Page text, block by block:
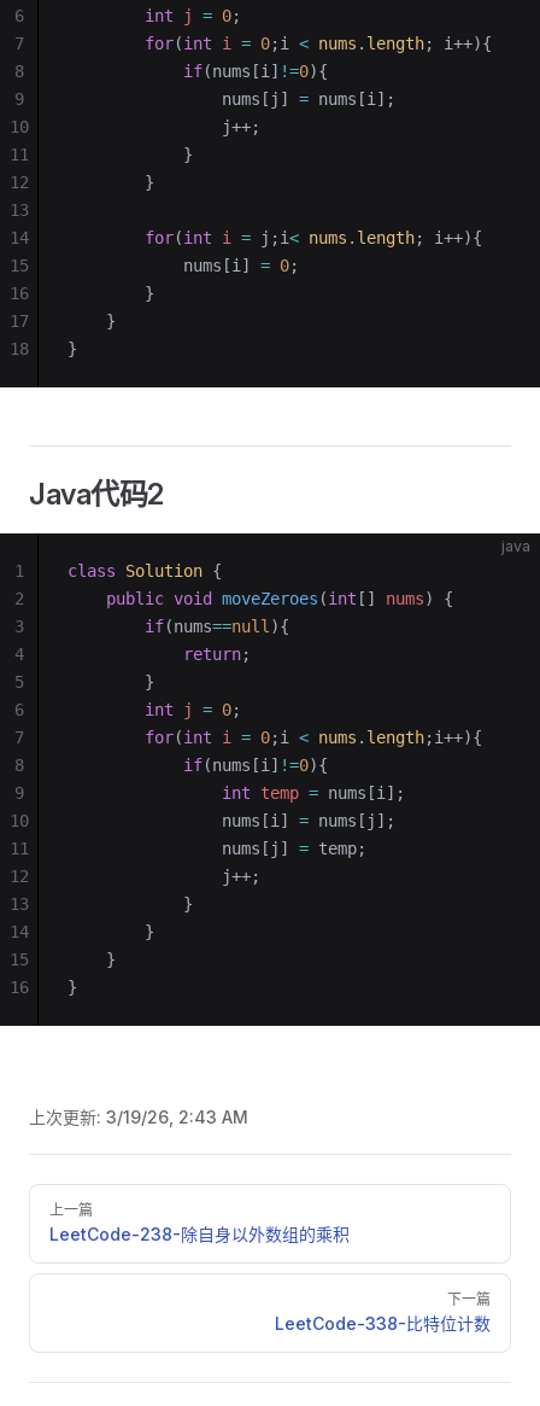
        int
j = 0;
        for
(int i = 0;i < nums . length; i++){
            if
(nums[i] !=0){
                nums[j]
= nums[i];
                j++;
            }
        }
        for
(int i = j;i< nums . length; i++){
            nums[i]
= 0;
        }
    }
}
6
7
8
9
10
11
12
13
14
15
16
17
18
Java代码2
java
class Solution {
    public
void moveZeroes (int [] nums)
{
        if
(nums==null ){
            return
;
        }
        int
j = 0;
        for
(int i = 0;i < nums . length;i++){
            if
(nums[i] !=0){
                int
temp = nums[i];
                nums[i]
= nums[j];
                nums[j]
= temp;
                j++;
            }
        }
    }
}
1
2
3
4
5
6
7
8
9
10
11
12
13
14
15
16
上次更新: 3/19/26, 2:43 AM
Pager
上一篇
LeetCode-238-除自身以外数组的乘积
下一篇
LeetCode-338-比特位计数